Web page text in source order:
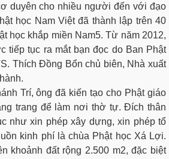
duyên cho nhiều người đến với đạo
học Nam Việt đã thành lập trên 40
học khắp miền Nam5. Từ năm 2012,
tiếp tục ra mắt bạn đọc do Ban Phật
Thích Đồng Bổn chủ biên, Nhà xuất
Trí, ông đã kiến tạo cho Phật giáo
trang để làm nơi thờ tự. Đích thân
như xin phép xây dựng, xin phép tổ
kinh phí là chùa Phật học Xá Lợi.
khoảnh đất rộng 2.500 m2, đặc biệt